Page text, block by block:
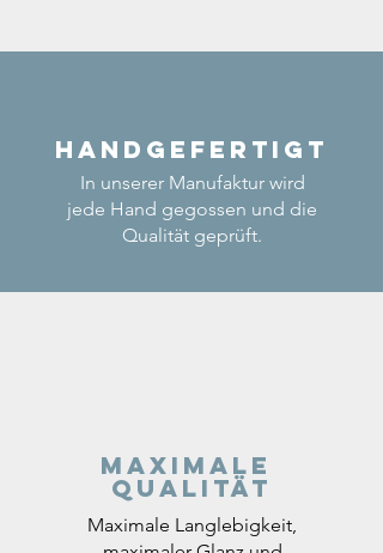
Handgefertigt
In unserer Manufaktur wird
jede Hand gegossen und die
Qualität geprüft.
Maximale
Qualität
Maximale Langlebigkeit,